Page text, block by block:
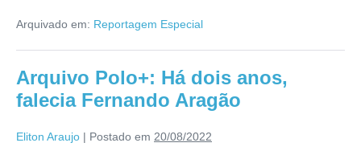
Arquivado em: Reportagem Especial
Arquivo Polo+: Há dois anos,
falecia Fernando Aragão
Eliton Araujo | Postado em 20/08/2022